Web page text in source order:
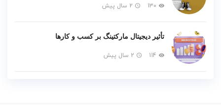
130 2 سال پیش
تأثیر دیجیتال مارکتینگ بر کسب و کارها
114 2 سال پیش